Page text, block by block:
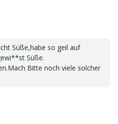
Süße,habe so geil auf
Süße.
Bitte noch viele solcher